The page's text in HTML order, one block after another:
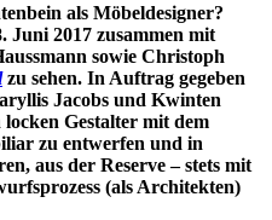
als Möbeldesigner?
Juni 2017 zusammen mit
sowie Christoph
zu sehen. In Auftrag gegeben
Jacobs und Kwinten
Gestalter mit dem
zu entwerfen und in
aus der Reserve – stets mit
(als Architekten)